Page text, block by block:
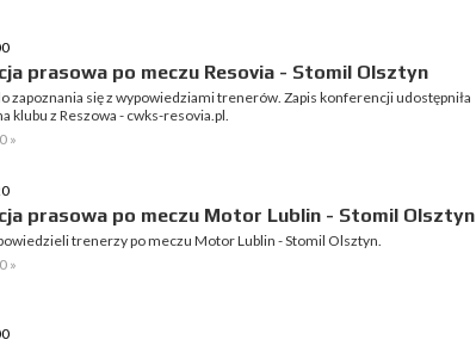
prasowa po meczu Resovia - Stomil Olsztyn
zapoznania się z wypowiedziami trenerów. Zapis konferencji udostępniła
klubu z Reszowa - cwks-resovia.pl.
»
prasowa po meczu Motor Lublin - Stomil Olsztyn
trenerzy po meczu Motor Lublin - Stomil Olsztyn.
»